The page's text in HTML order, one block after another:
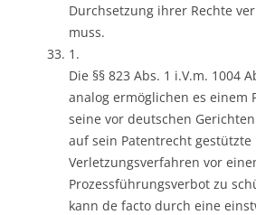
Durchsetzung ihrer Rechte
muss.
1.
Die §§ 823 Abs. 1 i.V.m. 1004
analog ermöglichen es einem
seine vor deutschen
auf sein Patentrecht gestützte
Verletzungsverfahren vor
Prozessführungsverbot zu
kann de facto durch eine